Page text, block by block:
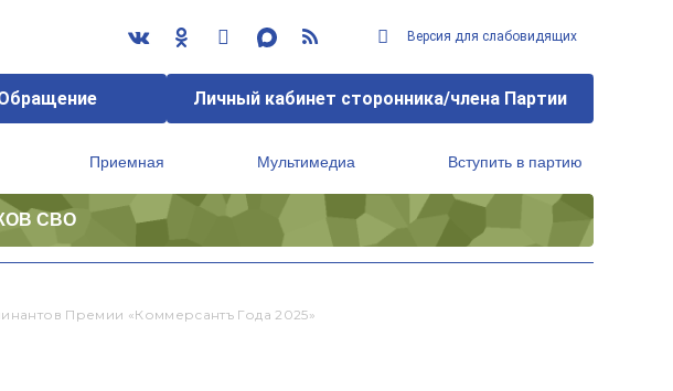
Версия для слабовидящих
Личный кабинет сторонника/члена Партии
Приемная Мультимедиа Вступить в партию
СВО
Премии «Коммерсантъ Года 2025»